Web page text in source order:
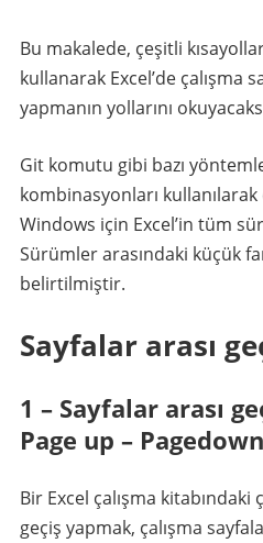
Bu makalede, çeşitli
kullanarak Excel’de çalışma
yapmanın yollarını
Git komutu gibi bazı
kombinasyonları
Windows için Excel’in tüm
Sürümler arasındaki küçük
belirtilmiştir.
Sayfalar arası
1 – Sayfalar arası
Page up –
Bir Excel çalışma kitabındaki
geçiş yapmak, çalışma